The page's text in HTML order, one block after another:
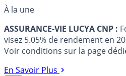
À la une
ASSURANCE-VIE LUCYA CNP :
visez 5.05% de rendement en
Voir conditions sur la page
En Savoir Plus